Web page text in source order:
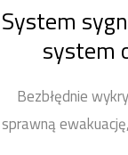
System
system
Bezbłędnie
sprawną